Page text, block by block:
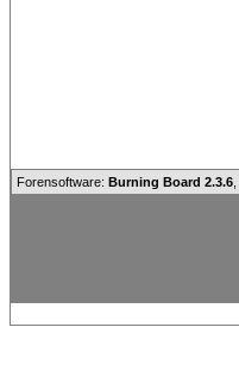
Forensoftware: Burning Board 2.3.6